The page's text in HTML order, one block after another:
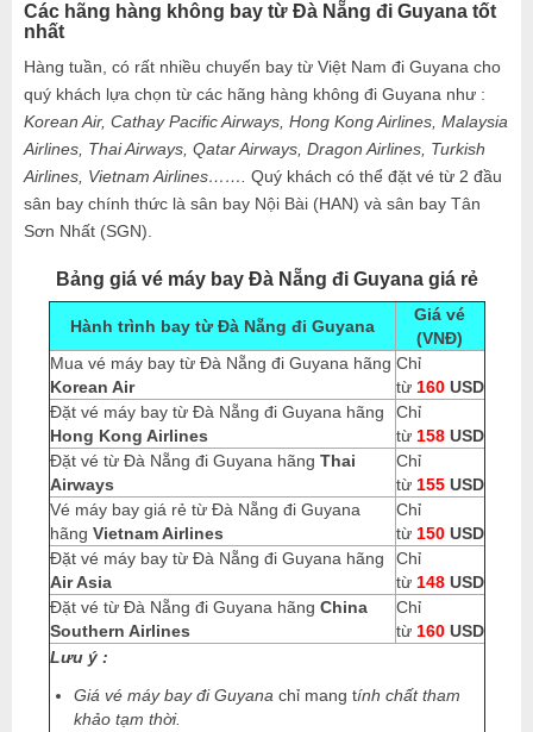
Các hãng hàng không bay từ Đà Nẵng đi Guyana tốt
nhất
Hàng tuần, có rất nhiều chuyến bay từ Việt Nam đi Guyana cho
quý khách lựa chọn từ các hãng hàng không đi Guyana như :
Korean Air, Cathay Pacific Airways, Hong Kong Airlines, Malaysia
Airlines, Thai Airways, Qatar Airways, Dragon Airlines, Turkish
Airlines, Vietnam Airlines……. Quý khách có thể đặt vé từ 2 đầu
sân bay chính thức là sân bay Nội Bài (HAN) và sân bay Tân
Sơn Nhất (SGN).
Bảng giá vé máy bay Đà Nẵng đi Guyana giá rẻ
Hành trình bay từ Đà Nẵng đi Guyana
Giá vé
(VNĐ)
Mua vé máy bay từ Đà Nẵng đi Guyana hãng
Korean Air
Chỉ
từ 160 USD
Đặt vé máy bay từ Đà Nẵng đi Guyana hãng
Hong Kong Airlines
Chỉ
từ 158 USD
Đặt vé từ Đà Nẵng đi Guyana hãng Thai
Airways
Chỉ
từ 155 USD
Vé máy bay giá rẻ từ Đà Nẵng đi Guyana
hãng Vietnam Airlines
Chỉ
từ 150 USD
Đặt vé máy bay từ Đà Nẵng đi Guyana hãng
Air Asia
Chỉ
từ 148 USD
Đặt vé từ Đà Nẵng đi Guyana hãng China
Southern Airlines
Chỉ
từ 160 USD
Lưu ý :
Giá vé máy bay điGuyanachỉ mang tính chất tham
khảo tạm thời.